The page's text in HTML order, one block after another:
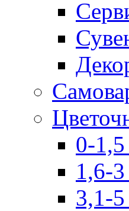
0-1,5
1,6-
3,1-